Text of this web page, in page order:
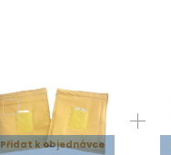
Přidat k objednávce